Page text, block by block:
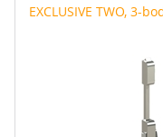
EXCLUSIVE TWO, 3-